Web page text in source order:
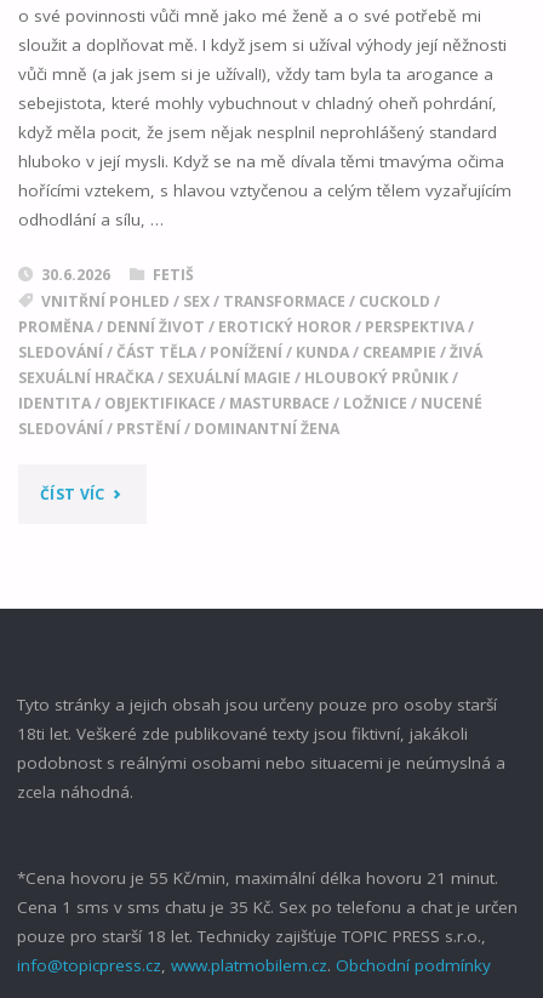
o své povinnosti vůči mně jako mé ženě a o své potřebě mi
sloužit a doplňovat mě. I když jsem si užíval výhody její něžnosti
vůči mně (a jak jsem si je užíval!), vždy tam byla ta arogance a
sebejistota, které mohly vybuchnout v chladný oheň pohrdání,
když měla pocit, že jsem nějak nesplnil neprohlášený standard
hluboko v její mysli. Když se na mě dívala těmi tmavýma očima
hořícími vztekem, s hlavou vztyčenou a celým tělem vyzařujícím
odhodlání a sílu, …
30.6.2026
FETIŠ
VNITŘNÍ POHLED / SEX/ TRANSFORMACE / CUCKOLD /
PROMĚNA/ DENNÍ ŽIVOT / EROTICKÝ HOROR/ PERSPEKTIVA/
SLEDOVÁNÍ / ČÁST TĚLA/ PONÍŽENÍ / KUNDA/ CREAMPIE /ŽIVÁ
SEXUÁLNÍ HRAČKA/ SEXUÁLNÍ MAGIE / HLOUBOKÝ PRŮNIK/
IDENTITA/ OBJEKTIFIKACE / MASTURBACE / LOŽNICE / NUCENÉ
SLEDOVÁNÍ / PRSTĚNÍ / DOMINANTNÍ ŽENA
ČÍST VÍC"DOSTAT
Tyto stránky a jejich obsah jsou určeny pouze pro osoby starší
18ti let. Veškeré zde publikované texty jsou fiktivní, jakákoli
podobnost s reálnými osobami nebo situacemi je neúmyslná a
zcela náhodná.
*Cena hovoru je 55 Kč/min, maximální délka hovoru 21 minut.
Cena 1 sms v sms chatu je 35 Kč. Sex po telefonu a chat je určen
pouze pro starší 18 let. Technicky zajišťuje TOPIC PRESS s.r.o.,
info@topicpress.cz, www.platmobilem.cz. Obchodní podmínky